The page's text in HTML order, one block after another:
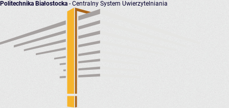
Politechnika Białostocka - Centralny System Uwierzytelniania